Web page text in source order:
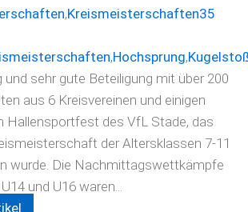
,Kreismeisterschaften35
,Hochsprung,
sehr gute Beteiligung mit über 200
aus 6 Kreisvereinen und einigen
Hallensportfest des VfL Stade, das
der Altersklassen 7-11
wurde. Die Nachmittagswettkämpfe
und U16 waren...